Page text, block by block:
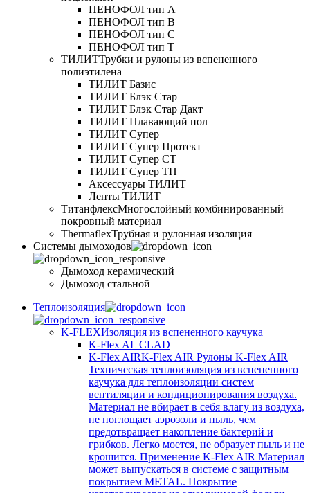
ПЕНОФОЛ тип А
ПЕНОФОЛ тип B
ПЕНОФОЛ тип C
ПЕНОФОЛ тип T
ТИЛИТТрубки и рулоны из вспененного
полиэтилена
ТИЛИТ Базис
ТИЛИТ Блэк Стар
ТИЛИТ Блэк Стар Дакт
ТИЛИТ Плавающий пол
ТИЛИТ Супер
ТИЛИТ Супер Протект
ТИЛИТ Супер СТ
ТИЛИТ Супер ТП
Аксессуары ТИЛИТ
Ленты ТИЛИТ
ТитанфлексМногослойный комбинированный
покровный материал
ThermaflexТрубная и рулонная изоляция
Cистемы дымоходов
Дымоход керамический
Дымоход стальной
Теплоизоляция
K-FLEXИзоляция из вспененного каучука
K-Flex AL CLAD
K-Flex AIRK-Flex AIR Рулоны K-Flex AIR
Техническая теплоизоляция из вспененного
каучука для теплоизоляции систем
вентиляции и кондиционирования воздуха.
Материал не вбирает в себя влагу из воздуха,
не поглощает аэрозоли и пыль, чем
предотвращает накопление бактерий и
грибков. Легко моется, не образует пыль и не
крошится. Применение K-Flex AIR Материал
может выпускаться в системе c защитным
покрытием METAL. Покрытие